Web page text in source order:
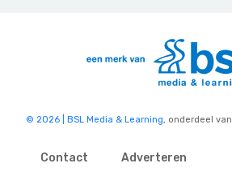
© 2026 | BSL Media & Learning, onderdeel van
Contact Adverteren